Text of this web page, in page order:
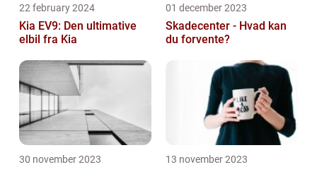
22 february 2024
Kia EV9: Den ultimative
elbil fra Kia
01 december 2023
Skadecenter - Hvad kan
du forvente?
30 november 2023 13 november 2023